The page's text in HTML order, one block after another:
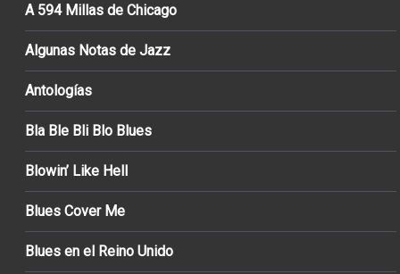
A 594 Millas de Chicago
Algunas Notas de Jazz
Antologías
Bla Ble Bli Blo Blues
Blowin’ Like Hell
Blues Cover Me
Blues en el Reino Unido